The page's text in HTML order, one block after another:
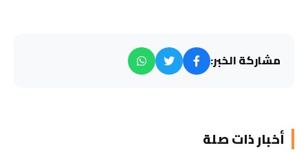
مشاركة الخبر:
أخبار ذات صلة